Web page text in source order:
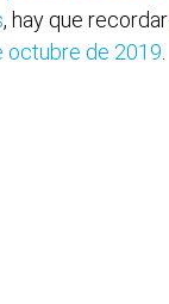
, hay que recordar
octubre de 2019